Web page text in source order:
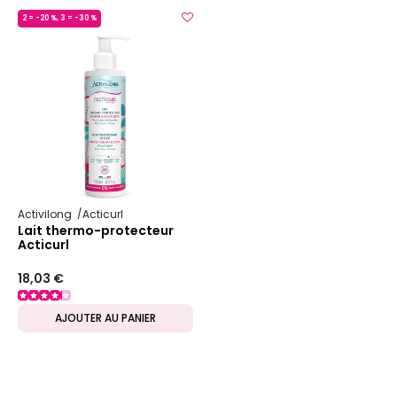
2 = -20 %, 3 = -30 %
Activilong Acticurl
Lait thermo-protecteur
Acticurl
18,03 €
AJOUTER AU PANIER